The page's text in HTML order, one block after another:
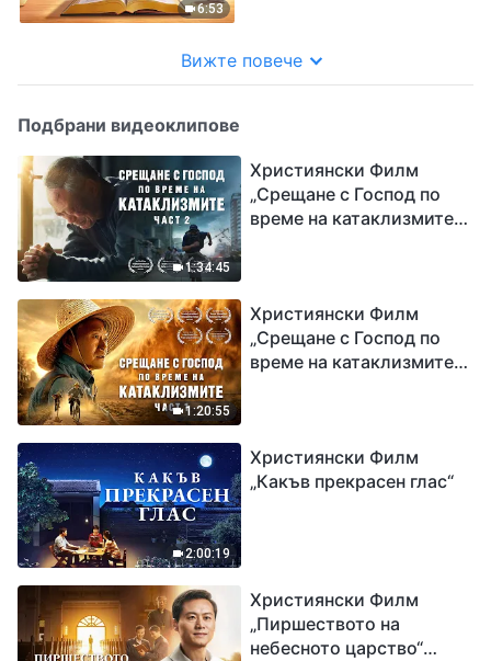
6:53
Вижте повече
Подбрани видеоклипове
1:34:45
Християнски Филм
„Срещане с Господ по
време на катаклизмите“
1:20:55
Християнски Филм
„Срещане с Господ по
време на катаклизмите“
2:00:19
Християнски Филм
„Какъв прекрасен глас“
Християнски Филм
„Пиршеството на
небесното царство“